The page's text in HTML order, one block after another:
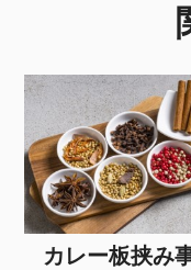
カレー板挟み